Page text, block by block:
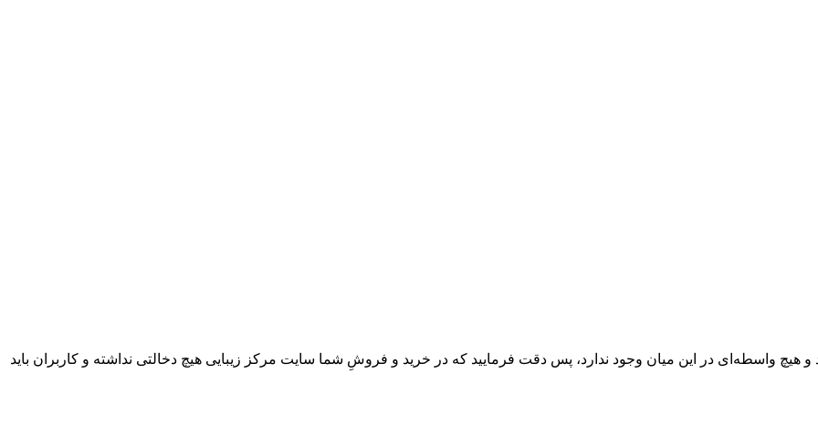
و هیچ واسطه‌ای در این میان وجود ندارد، پس دقت فرمایید که در خرید و فروشِ شما سایت مرکز زیبایی هیچ دخالتی نداشته و کاربران باید